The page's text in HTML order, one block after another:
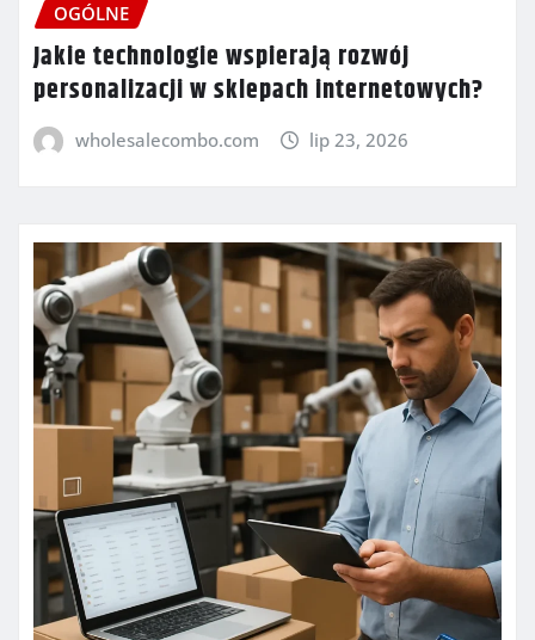
OGÓLNE
Jakie technologie wspierają rozwój
personalizacji w sklepach internetowych?
wholesalecombo.com lip 23, 2026